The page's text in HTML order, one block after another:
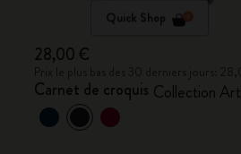
Quick Shop
28,00 €
Carnet de croquis Collection Art